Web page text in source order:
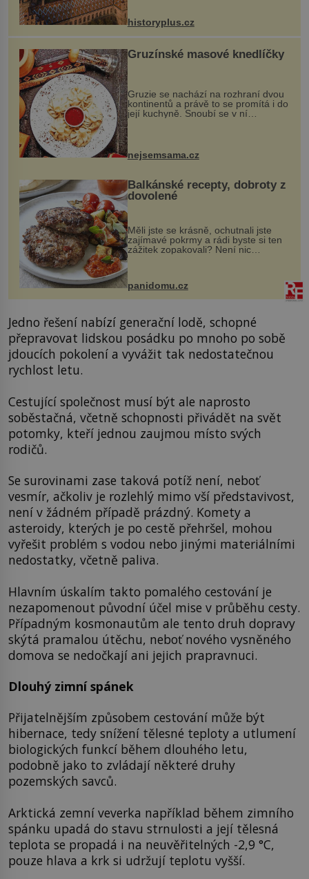
na něm dal mimořádně záležet. Jeho
stavební plány by při ...
historyplus.cz
Gruzínské masové knedlíčky
Gruzie se nachází na rozhraní dvou
kontinentů a právě to se promítá i do
její kuchyně. Snoubí se v ní
evropské a asijské chutě a díky tomu
vznikají rozmanité a chuťově bohaté
pokrmy, které rozhodně st...
nejsemsama.cz
Balkánské recepty, dobroty z
dovolené
Měli jste se krásně, ochutnali jste
zajímavé pokrmy a rádi byste si ten
zážitek zopakovali? Není nic
snazšího. Pljeskavica (10 porcí)
Možná jste ji ochutnali na dovolené v
panidomu.cz
Jedno řešení nabízí generační lodě, schopné
přepravovat lidskou posádku po mnoho po sobě
jdoucích pokolení a vyvážit tak nedostatečnou
rychlost letu.
Cestující společnost musí být ale naprosto
soběstačná, včetně schopnosti přivádět na svět
potomky, kteří jednou zaujmou místo svých
rodičů.
Se surovinami zase taková potíž není, neboť
vesmír, ačkoliv je rozlehlý mimo vší představivost,
není v žádném případě prázdný. Komety a
asteroidy, kterých je po cestě přehršel, mohou
vyřešit problém s vodou nebo jinými materiálními
nedostatky, včetně paliva.
Hlavním úskalím takto pomalého cestování je
nezapomenout původní účel mise v průběhu cesty.
Případným kosmonautům ale tento druh dopravy
skýtá pramalou útěchu, neboť nového vysněného
domova se nedočkají ani jejich prapravnuci.
Dlouhý zimní spánek
Přijatelnějším způsobem cestování může být
hibernace, tedy snížení tělesné teploty a utlumení
biologických funkcí během dlouhého letu,
podobně jako to zvládají některé druhy
pozemských savců.
Arktická zemní veverka například během zimního
spánku upadá do stavu strnulosti a její tělesná
teplota se propadá i na neuvěřitelných -2,9 °C,
pouze hlava a krk si udržují teplotu vyšší.